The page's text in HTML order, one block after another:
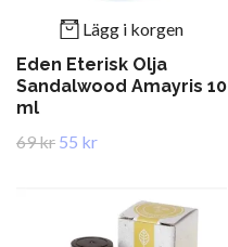
Lägg i korgen
Eden Eterisk Olja
Sandalwood Amayris 10
ml
69 kr 55 kr